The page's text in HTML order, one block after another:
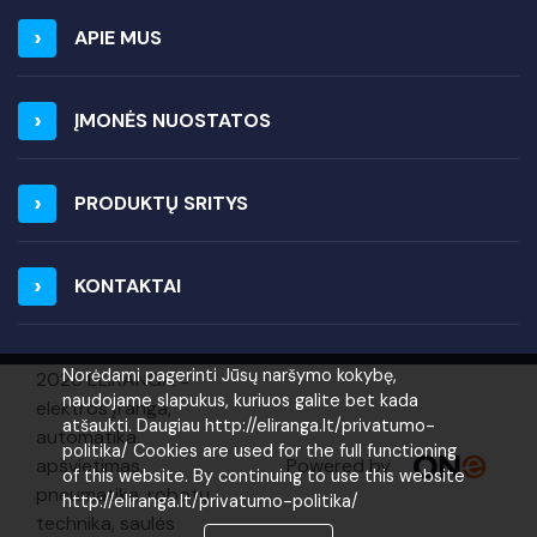
Norėdami pagerinti Jūsų naršymo kokybę,
naudojame slapukus, kuriuos galite bet kada
atšaukti. Daugiau http://eliranga.lt/privatumo-
politika/ Cookies are used for the full functioning
of this website. By continuing to use this website
http://eliranga.lt/privatumo-politika/
APIE MUS
ĮMONĖS NUOSTATOS
PRODUKTŲ SRITYS
KONTAKTAI
2026 ELIRANGA =
elektros įranga,
automatika,
apšvietimas,
pneumatika, robotų
technika, saulės
Powered by